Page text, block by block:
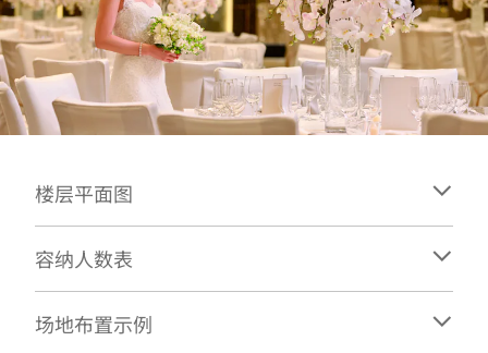
楼层平面图
容纳人数表
场地布置示例